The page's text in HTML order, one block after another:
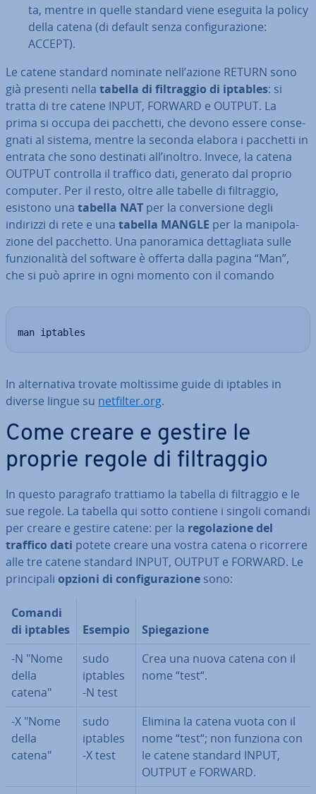
ta, mentre in quelle standard viene eseguita la policy
della catena (di default senza con­fi­gu­ra­zio­ne:
ACCEPT).
Le catene standard nominate nell’azione RETURN sono
già presenti nella tabella di fil­trag­gio di iptables: si
tratta di tre catene INPUT, FORWARD e OUTPUT. La
prima si occupa dei pacchetti, che devono essere con­se­
gna­ti al sistema, mentre la seconda elabora i pacchetti in
entrata che sono destinati all’inoltro. Invece, la catena
OUTPUT controlla il traffico dati, generato dal proprio
computer. Per il resto, oltre alle tabelle di fil­trag­gio,
esistono una tabella NAT per la con­ver­sio­ne degli
indirizzi di rete e una tabella MANGLE per la ma­ni­po­la­
zio­ne del pacchetto. Una pa­no­ra­mi­ca det­ta­glia­ta sulle
fun­zio­na­li­tà del software è offerta dalla pagina “Man”,
che si può aprire in ogni momento con il comando
man iptables
In al­ter­na­ti­va trovate mol­tis­si­me guide di iptables in
diverse lingue su netfilter.org.
Come creare e gestire le
proprie regole di fil­trag­gio
In questo paragrafo trattiamo la tabella di fil­trag­gio e le
sue regole. La tabella qui sotto contiene i singoli comandi
per creare e gestire catene: per la re­go­la­zio­ne del
traffico dati potete creare una vostra catena o ricorrere
alle tre catene standard INPUT, OUTPUT e FORWARD. Le
prin­ci­pa­li opzioni di con­fi­gu­ra­zio­ne sono:
Comandi
di iptables
Esempio
Spie­ga­zio­ne
-N "Nome
della
catena"
sudo
iptables
-N test
Crea una nuova catena con il
nome “test“.
-X "Nome
della
catena"
sudo
iptables
-X test
Elimina la catena vuota con il
nome “test“; non funziona con
le catene standard INPUT,
OUTPUT e FORWARD.